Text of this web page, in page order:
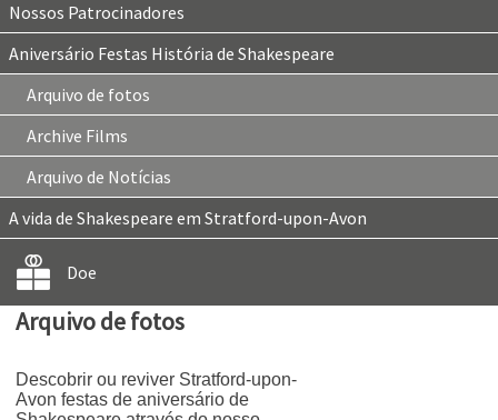
Nossos Patrocinadores
Aniversário Festas História de Shakespeare
Arquivo de fotos
Archive Films
Arquivo de Notícias
A vida de Shakespeare em Stratford-upon-Avon
Doe
Arquivo de fotos
Descobrir ou reviver Stratford-upon-
Avon festas de aniversário de